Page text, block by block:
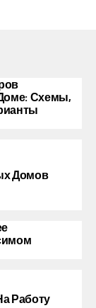
Схемы,
Домов
Работу